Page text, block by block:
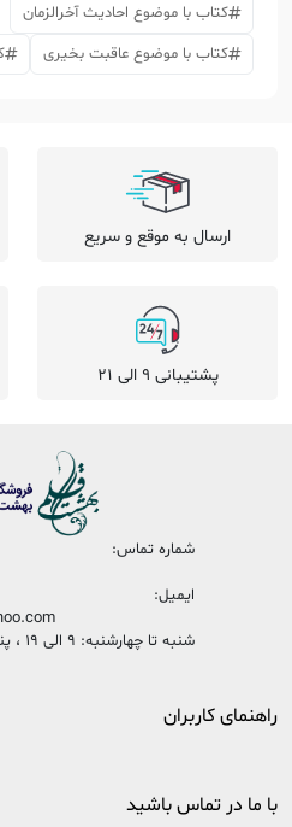
کتاب با موضوع احادیث آخرالزمان
کتاب با موضوع عاقبت بخیری
ارسال به موقع و سریع
پشتیبانی 9 الی 21
شماره تماس:
ایمیل:
شنبه تا چهارشنبه: 9 الی 19 ، پنجشنبه 9:30 الی 13:30
راهنمای کاربران
با ما در تماس باشید